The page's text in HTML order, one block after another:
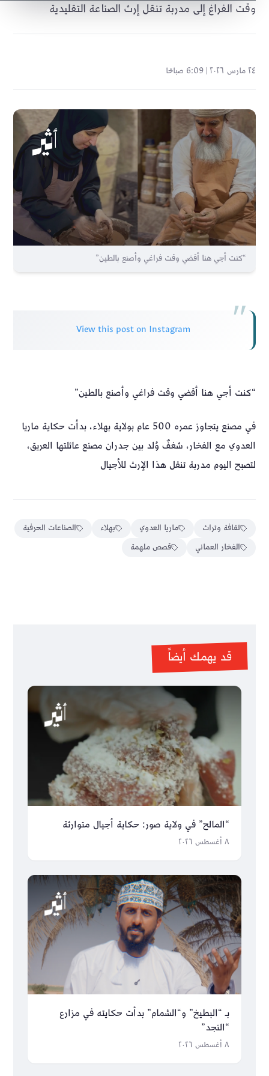
وقت الفراغ إلى مدربة تنقل إرث الصناعة التقليدية
٢٤ مارس ٢٠٢٦ | 6:09 صباحًا
“كنت أجي هنا أقضي وقت فراغي وأصنع بالطين”
View this post on Instagram
“كنت أجي هنا أقضي وقت فراغي وأصنع بالطين”
في مصنع يتجاوز عمره 500 عام بولاية بهلاء، بدأت حكاية ماريا
العدوي مع الفخار، شغفٌ وُلد بين جدران مصنع عائلتها العريق،
لتصبح اليوم مدربة تنقل هذا الإرث للأجيال
ثقافة وتراث ماريا العدوي بهلاء
الصناعات الحرفية
الفخار العماني
قصص ملهمة
قد يهمك أيضاً
“المالح” في ولاية صور: حكاية أجيال متوارثة
٨ أغسطس ٢٠٢٦
بـ “البطيخ” و“الشمام” بدأت حكايته في مزارع
“النجد”
٨ أغسطس ٢٠٢٦